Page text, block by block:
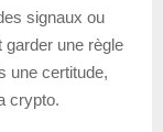
signaux ou
une règle
une certitude,
crypto.